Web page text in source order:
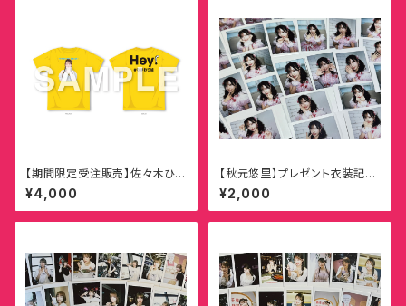
【期間限定受注販売】佐々木ひま
わり生誕祭2026 ひまわり組 拡
大宣言！「 ひまわり組拡大Tシャ
ツ!!!」
¥4,000
【秋元悠里】プレゼント衣装記念
ランダムチェキ
¥2,000